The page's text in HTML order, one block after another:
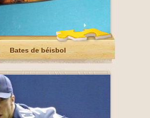
Bates de béisbol